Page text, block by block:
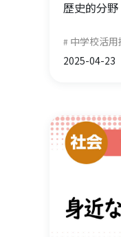
歴史的分野
中学校活用
2025-04-23